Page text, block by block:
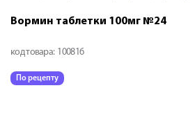
Вормин таблетки 100мг №24
код товара: 100816
По рецепту